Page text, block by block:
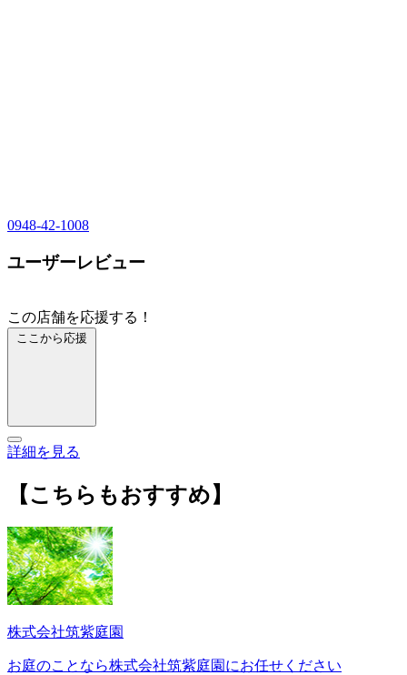
0948-42-1008
ユーザーレビュー
この店舗を応援する！
ここから応援
詳細を見る
【こちらもおすすめ】
株式会社筑紫庭園
お庭のことなら株式会社筑紫庭園にお任せください